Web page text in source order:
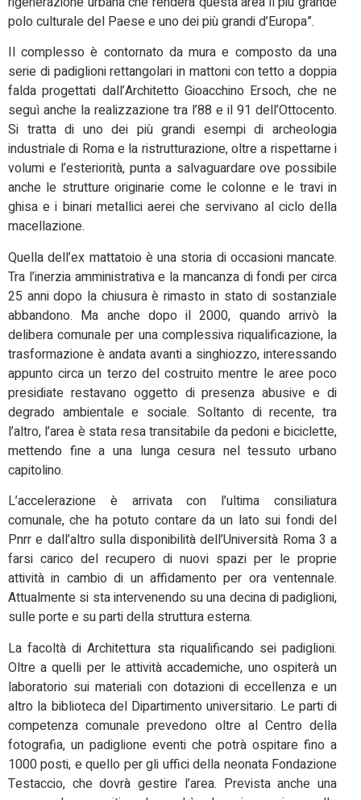
polo culturale del Paese e uno dei più grandi d’Europa”.
Il complesso è contornato da mura e composto da una
serie di padiglioni rettangolari in mattoni con tetto a doppia
falda progettati dall’Architetto Gioacchino Ersoch, che ne
seguì anche la realizzazione tra l’88 e il 91 dell’Ottocento.
Si tratta di uno dei più grandi esempi di archeologia
industriale di Roma e la ristrutturazione, oltre a rispettarne i
volumi e l’esteriorità, punta a salvaguardare ove possibile
anche le strutture originarie come le colonne e le travi in
ghisa e i binari metallici aerei che servivano al ciclo della
macellazione.
Quella dell’ex mattatoio è una storia di occasioni mancate.
Tra l’inerzia amministrativa e la mancanza di fondi per circa
25 anni dopo la chiusura è rimasto in stato di sostanziale
abbandono. Ma anche dopo il 2000, quando arrivò la
delibera comunale per una complessiva riqualificazione, la
trasformazione è andata avanti a singhiozzo, interessando
appunto circa un terzo del costruito mentre le aree poco
presidiate restavano oggetto di presenza abusive e di
degrado ambientale e sociale. Soltanto di recente, tra
l’altro, l’area è stata resa transitabile da pedoni e biciclette,
mettendo fine a una lunga cesura nel tessuto urbano
capitolino.
L’accelerazione è arrivata con l’ultima consiliatura
comunale, che ha potuto contare da un lato sui fondi del
Pnrr e dall’altro sulla disponibilità dell’Università Roma 3 a
farsi carico del recupero di nuovi spazi per le proprie
attività in cambio di un affidamento per ora ventennale.
Attualmente si sta intervenendo su una decina di padiglioni,
sulle porte e su parti della struttura esterna.
La facoltà di Architettura sta riqualificando sei padiglioni.
Oltre a quelli per le attività accademiche, uno ospiterà un
laboratorio sui materiali con dotazioni di eccellenza e un
altro la biblioteca del Dipartimento universitario. Le parti di
competenza comunale prevedono oltre al Centro della
fotografia, un padiglione eventi che potrà ospitare fino a
1000 posti, e quello per gli uffici della neonata Fondazione
Testaccio, che dovrà gestire l’area. Prevista anche una